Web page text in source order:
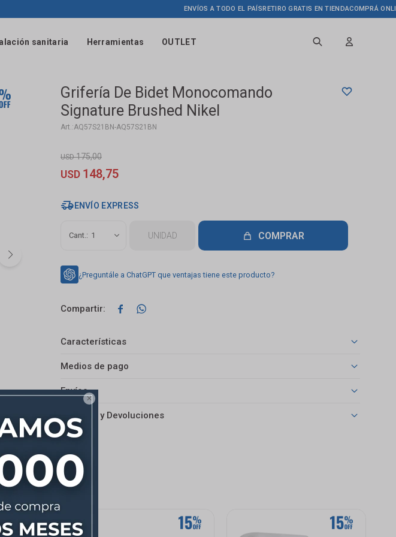

sanitaria Herramientas OUTLET
ENVÍOS A TODO EL PAÍSRETIRO GRATIS EN TIENDACOMPRÁ ONLINE
Grifería De Bidet Monocomando
Signature Brushed Nikel
AQ57S21BN-AQ57S21BN
USD 148,75
USD 175,00
ENVÍO EXPRESS
1 UNIDAD COMPRAR
¿Preguntále a ChatGPT que ventajas tiene este producto?
 
Características
Medios de pago
Envíos
Cambios y Devoluciones